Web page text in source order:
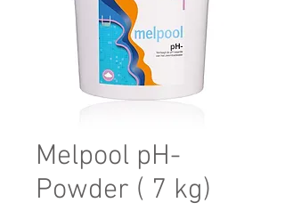
Melpool pH-
Powder ( 7 kg)